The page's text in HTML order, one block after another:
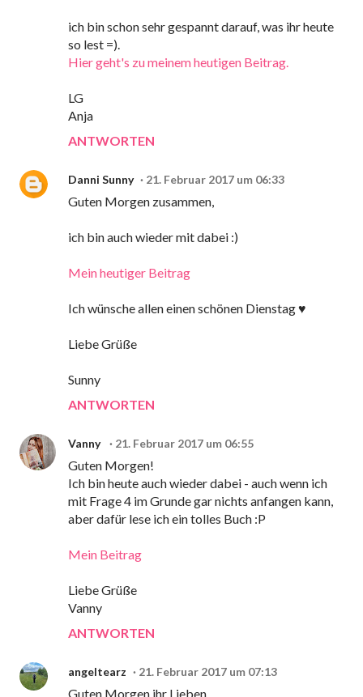
ich bin schon sehr gespannt darauf, was ihr heute
so lest =).
Hier geht's zu meinem heutigen Beitrag.
LG
Anja
ANTWORTEN
Danni Sunny 21. Februar 2017 um 06:33
Guten Morgen zusammen,
ich bin auch wieder mit dabei :)
Mein heutiger Beitrag
Ich wünsche allen einen schönen Dienstag ♥
Liebe Grüße
Sunny
ANTWORTEN
Vanny 21. Februar 2017 um 06:55
Guten Morgen!
Ich bin heute auch wieder dabei - auch wenn ich
mit Frage 4 im Grunde gar nichts anfangen kann,
aber dafür lese ich ein tolles Buch :P
Mein Beitrag
Liebe Grüße
Vanny
ANTWORTEN
angeltearz 21. Februar 2017 um 07:13
Guten Morgen ihr Lieben,